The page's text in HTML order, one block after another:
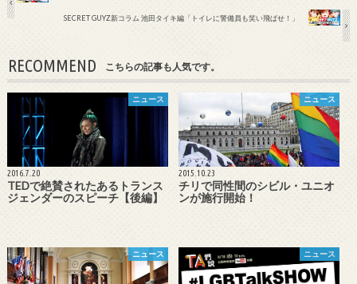
SECRET GUYZ新コラム 池田タイキ編「トイレに警備員も笑い飛ばせ！」
RECOMMEND こちらの記事も人気です。
ニュース
2016.7.20
TEDで絶賛されたあるトランス
ジェンダーのスピーチ【後編】
ニュース
2015.10.23
チリで同性間のシビル・ユニオ
ンが施行開始！
ニュース ニュース